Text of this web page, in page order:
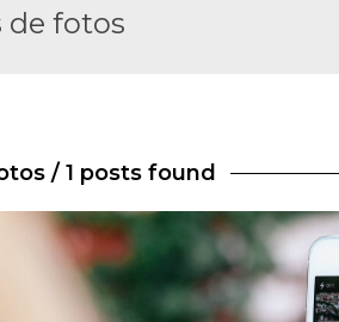
de fotos
/ 1 posts found